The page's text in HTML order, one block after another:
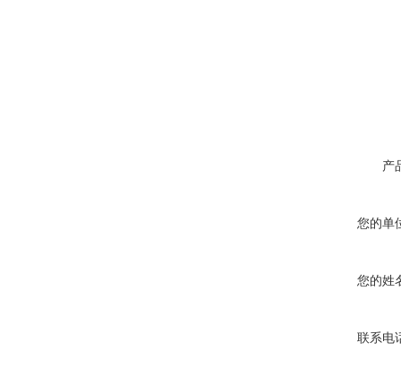
产
您的单
您的姓
联系电